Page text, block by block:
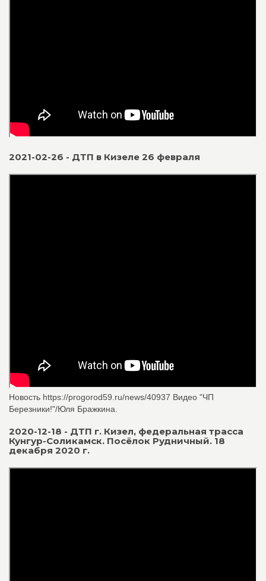
2021-02-26 - ДТП в Кизеле 26 февраля
Новость https://progorod59.ru/news/40937 Видео "ЧП
Березники!"/Юля Бражкина.
2020-12-18 - ДТП г. Кизел, федеральная трасса
Кунгур-Соликамск. Посёлок Рудничный. 18
декабря 2020 г.